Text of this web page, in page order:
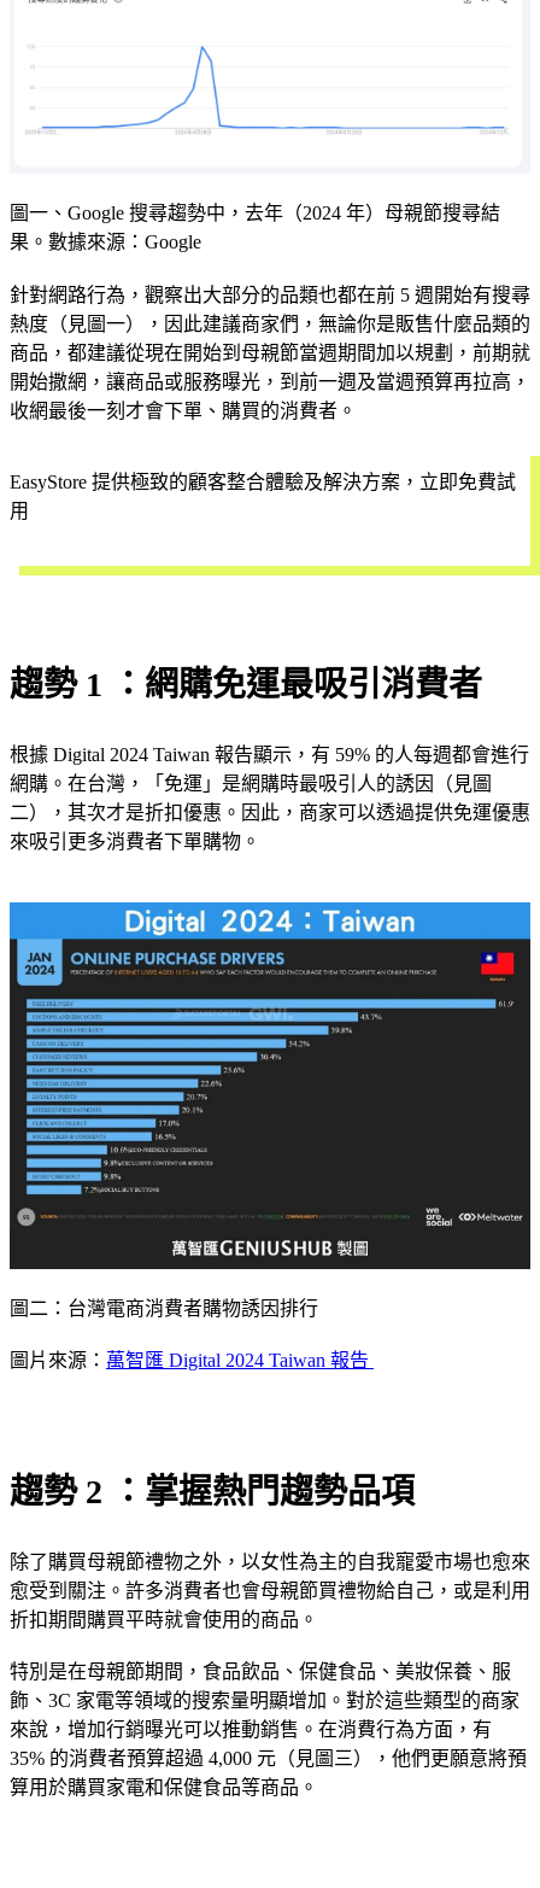
圖一、Google 搜尋趨勢中，去年（2024 年）母親節搜尋結
果。數據來源：Google
針對網路行為，觀察出大部分的品類也都在前 5 週開始有搜尋
熱度（見圖一），因此建議商家們，無論你是販售什麼品類的
商品，都建議從現在開始到母親節當週期間加以規劃，前期就
開始撒網，讓商品或服務曝光，到前一週及當週預算再拉高，
收網最後一刻才會下單、購買的消費者。
EasyStore 提供極致的顧客整合體驗及解決方案，立即免費試
用
趨勢 1 ：網購免運最吸引消費者
根據 Digital 2024 Taiwan 報告顯示，有 59% 的人每週都會進行
網購。在台灣，「免運」是網購時最吸引人的誘因（見圖
二），其次才是折扣優惠。因此，商家可以透過提供免運優惠
來吸引更多消費者下單購物。
圖二：台灣電商消費者購物誘因排行
圖片來源： 萬智匯 Digital 2024 Taiwan 報告
趨勢 2 ：掌握熱門趨勢品項
除了購買母親節禮物之外，以女性為主的自我寵愛市場也愈來
愈受到關注。許多消費者也會母親節買禮物給自己，或是利用
折扣期間購買平時就會使用的商品。
特別是在母親節期間，食品飲品、保健食品、美妝保養、服
飾、3C 家電等領域的搜索量明顯增加。對於這些類型的商家
來說，增加行銷曝光可以推動銷售。在消費行為方面，有
35% 的消費者預算超過 4,000 元（見圖三），他們更願意將預
算用於購買家電和保健食品等商品。